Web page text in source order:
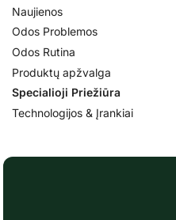
Naujienos
Odos Problemos
Odos Rutina
Produktų apžvalga
Specialioji Priežiūra
Technologijos & Įrankiai